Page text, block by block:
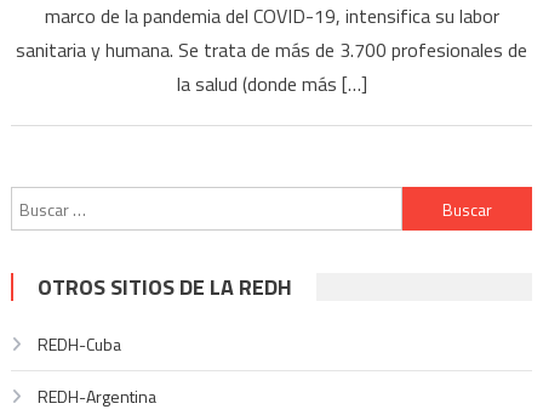
marco de la pandemia del COVID-19, intensifica su labor
sanitaria y humana. Se trata de más de 3.700 profesionales de
la salud (donde más […]
Buscar:
OTROS SITIOS DE LA REDH
REDH-Cuba
REDH-Argentina